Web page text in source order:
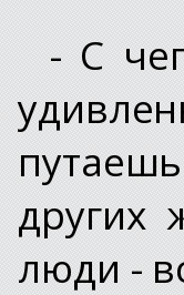
- С
других
люди -